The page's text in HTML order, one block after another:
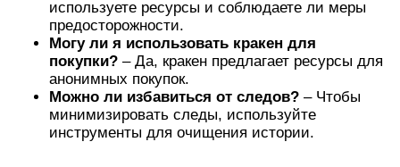
используете ресурсы и соблюдаете ли меры
предосторожности.
Могу ли я использовать кракен для
покупки? – Да, кракен предлагает ресурсы для
анонимных покупок.
Можно ли избавиться от следов? – Чтобы
минимизировать следы, используйте
инструменты для очищения истории.